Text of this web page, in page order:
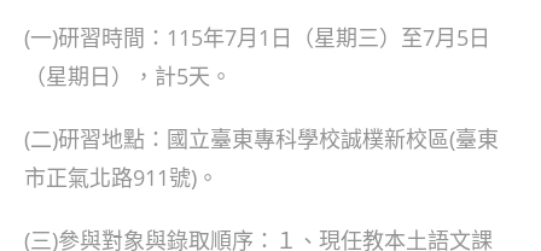
(一)研習時間：115年7月1日（星期三）至7月5日
（星期日），計5天。
(二)研習地點：國立臺東專科學校誠樸新校區(臺東
市正氣北路911號)。
(三)參與對象與錄取順序：１、現任教本土語文課